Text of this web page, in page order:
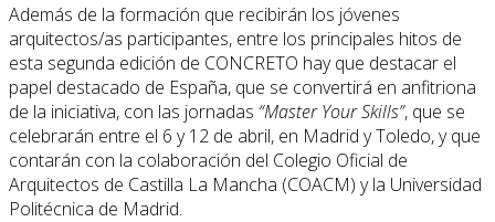
Además de la formación que recibirán los jóvenes
arquitectos/as participantes, entre los principales hitos de
esta segunda edición de CONCRETO hay que destacar el
papel destacado de España, que se convertirá en anfitriona
de la iniciativa, con las jornadas “Master Your Skills”, que se
celebrarán entre el 6 y 12 de abril, en Madrid y Toledo, y que
contarán con la colaboración del Colegio Oficial de
Arquitectos de Castilla La Mancha (COACM) y la Universidad
Politécnica de Madrid.